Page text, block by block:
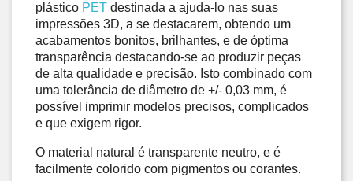
plástico PET destinada a ajuda-lo nas suas
impressões 3D, a se destacarem, obtendo um
acabamentos bonitos, brilhantes, e de óptima
transparência destacando-se ao produzir peças
de alta qualidade e precisão. Isto combinado com
uma tolerância de diâmetro de +/- 0,03 mm, é
possível imprimir modelos precisos, complicados
e que exigem rigor.
O material natural é transparente neutro, e é
facilmente colorido com pigmentos ou corantes.